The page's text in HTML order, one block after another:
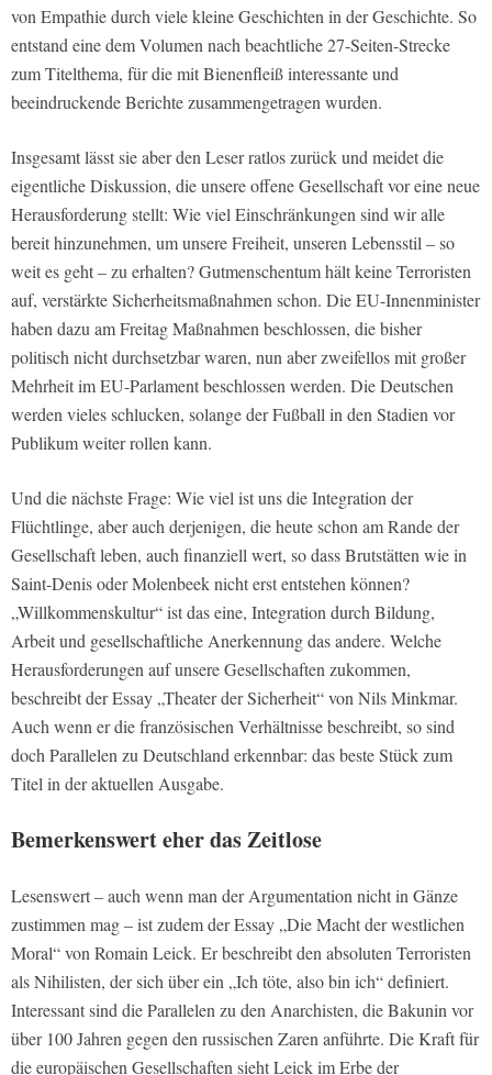
von Empathie durch viele kleine Geschichten in der Geschichte. So
entstand eine dem Volumen nach beachtliche 27-Seiten-Strecke
zum Titelthema, für die mit Bienenfleiß interessante und
beeindruckende Berichte zusammengetragen wurden.
Insgesamt lässt sie aber den Leser ratlos zurück und meidet die
eigentliche Diskussion, die unsere offene Gesellschaft vor eine neue
Herausforderung stellt: Wie viel Einschränkungen sind wir alle
bereit hinzunehmen, um unsere Freiheit, unseren Lebensstil – so
weit es geht – zu erhalten? Gutmenschentum hält keine Terroristen
auf, verstärkte Sicherheitsmaßnahmen schon. Die EU-Innenminister
haben dazu am Freitag Maßnahmen beschlossen, die bisher
politisch nicht durchsetzbar waren, nun aber zweifellos mit großer
Mehrheit im EU-Parlament beschlossen werden. Die Deutschen
werden vieles schlucken, solange der Fußball in den Stadien vor
Publikum weiter rollen kann.
Und die nächste Frage: Wie viel ist uns die Integration der
Flüchtlinge, aber auch derjenigen, die heute schon am Rande der
Gesellschaft leben, auch finanziell wert, so dass Brutstätten wie in
Saint-Denis oder Molenbeek nicht erst entstehen können?
„Willkommenskultur“ ist das eine, Integration durch Bildung,
Arbeit und gesellschaftliche Anerkennung das andere. Welche
Herausforderungen auf unsere Gesellschaften zukommen,
beschreibt der Essay „Theater der Sicherheit“ von Nils Minkmar.
Auch wenn er die französischen Verhältnisse beschreibt, so sind
doch Parallelen zu Deutschland erkennbar: das beste Stück zum
Titel in der aktuellen Ausgabe.
Bemerkenswert eher das Zeitlose
Lesenswert – auch wenn man der Argumentation nicht in Gänze
zustimmen mag – ist zudem der Essay „Die Macht der westlichen
Moral“ von Romain Leick. Er beschreibt den absoluten Terroristen
als Nihilisten, der sich über ein „Ich töte, also bin ich“ definiert.
Interessant sind die Parallelen zu den Anarchisten, die Bakunin vor
über 100 Jahren gegen den russischen Zaren anführte. Die Kraft für
die europäischen Gesellschaften sieht Leick im Erbe der